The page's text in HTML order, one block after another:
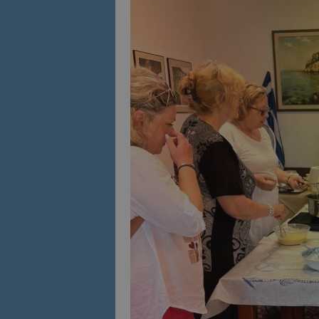
is_visitor_unique
is_unique
_ga_B09EBBY8PY
_ga_WXPDN4HSCV
_ga_FK650GXHRZ
_ga